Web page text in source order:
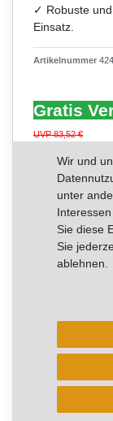
✓ Robuste
Einsatz.
Artikelnummer
Gratis
UVP 83,52 €
56,38
Inhalt12Stück
Grundpreis
Artikel mit rel.
* zzgl. ges. MwSt.
Wir und
unter
Sie diese
Sie
ablehnen.